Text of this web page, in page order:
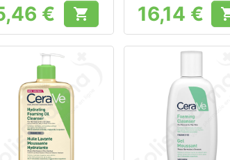
Prix
€  Prix
16,14 €